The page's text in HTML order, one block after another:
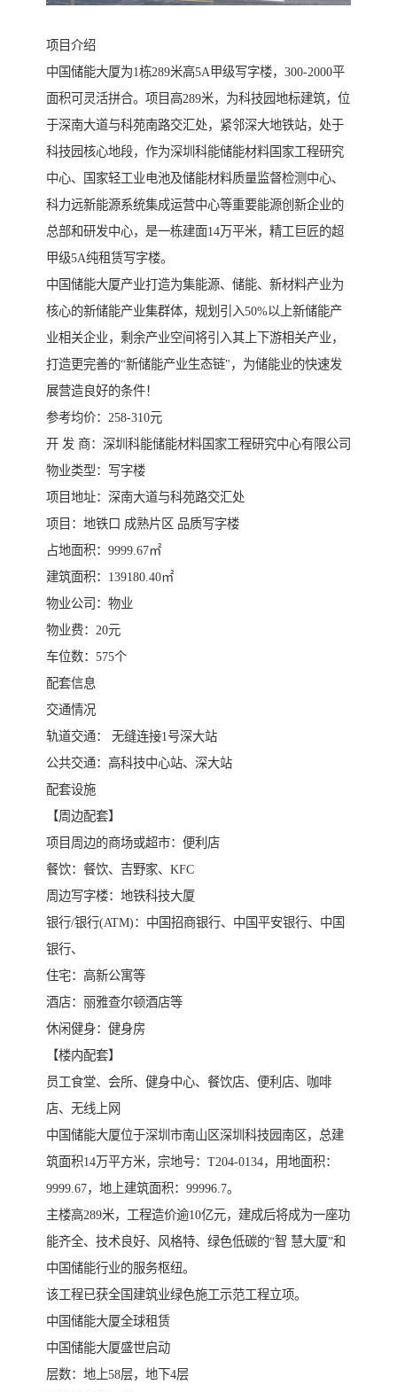
项目介绍
中国储能大厦为1栋289米高5A甲级写字楼，300-2000平
面积可灵活拼合。项目高289米，为科技园地标建筑，位
于深南大道与科苑南路交汇处，紧邻深大地铁站，处于
科技园核心地段，作为深圳科能储能材料国家工程研究
中心、国家轻工业电池及储能材料质量监督检测中心、
科力远新能源系统集成运营中心等重要能源创新企业的
总部和研发中心，是一栋建面14万平米，精工巨匠的超
甲级5A纯租赁写字楼。
中国储能大厦产业打造为集能源、储能、新材料产业为
核心的新储能产业集群体，规划引入50%以上新储能产
业相关企业，剩余产业空间将引入其上下游相关产业，
打造更完善的“新储能产业生态链"，为储能业的快速发
展营造良好的条件！
参考均价：258-310元
开 发 商：深圳科能储能材料国家工程研究中心有限公司
物业类型：写字楼
项目地址：深南大道与科苑路交汇处
项目：地铁口 成熟片区 品质写字楼
占地面积：9999.67㎡
建筑面积：139180.40㎡
物业公司：物业
物业费：20元
车位数：575个
配套信息
交通情况
轨道交通： 无缝连接1号深大站
公共交通：高科技中心站、深大站
配套设施
【周边配套】
项目周边的商场或超市：便利店
餐饮：餐饮、吉野家、KFC
周边写字楼：地铁科技大厦
银行/银行(ATM)：中国招商银行、中国平安银行、中国
银行、
住宅：高新公寓等
酒店：丽雅查尔顿酒店等
休闲健身：健身房
【楼内配套】
员工食堂、会所、健身中心、餐饮店、便利店、咖啡
店、无线上网
中国储能大厦位于深圳市南山区深圳科技园南区，总建
筑面积14万平方米，宗地号：T204-0134，用地面积：
9999.67，地上建筑面积：99996.7。
主楼高289米，工程造价逾10亿元，建成后将成为一座功
能齐全、技术良好、风格特、绿色低碳的“智 慧大厦”和
中国储能行业的服务枢纽。
该工程已获全国建筑业绿色施工示范工程立项。
中国储能大厦全球租赁
中国储能大厦盛世启动
层数：地上58层，地下4层